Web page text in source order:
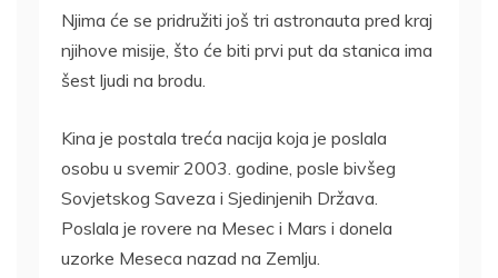
Njima će se pridružiti još tri astronauta pred kraj
njihove misije, što će biti prvi put da stanica ima
šest ljudi na brodu.
Kina je postala treća nacija koja je poslala
osobu u svemir 2003. godine, posle bivšeg
Sovjetskog Saveza i Sjedinjenih Država.
Poslala je rovere na Mesec i Mars i donela
uzorke Meseca nazad na Zemlju.